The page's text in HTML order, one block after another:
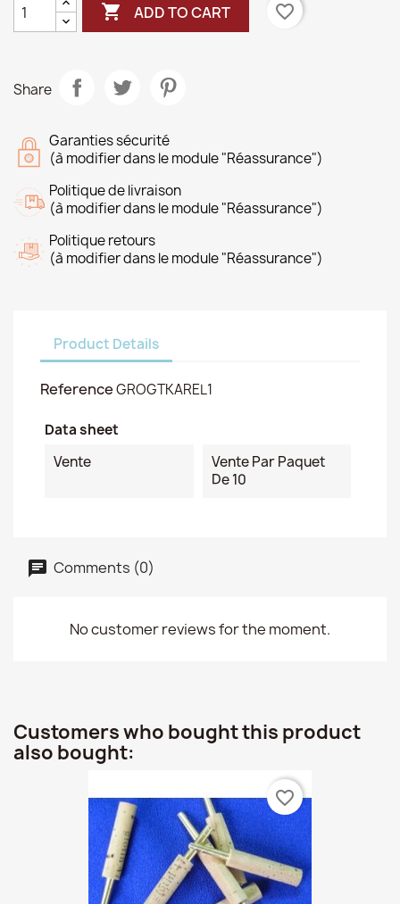
 ADD TO CART favorite_border
Share
Garanties sécurité
(à modifier dans le module "Réassurance")
Politique de livraison
(à modifier dans le module "Réassurance")
Politique retours
(à modifier dans le module "Réassurance")
Product Details
ReferenceGROGTKAREL1
Data sheet
Vente
Vente Par Paquet
De 10
Comments (0)
No customer reviews for the moment.
Customers who bought this product
also bought:
favorite_border